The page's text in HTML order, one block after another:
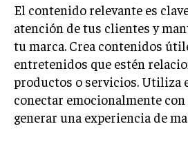
INTERNACIONAL
NEGOCIOS
COMERCIO INTERNACIONAL
EXPANSIÓN GLOBAL
IMPORTACIÓN Y
El contenido relevante es
atención de tus clientes y
tu marca. Crea contenidos
entretenidos que estén
productos o servicios. Utiliza
conectar emocionalmente
generar una experiencia de